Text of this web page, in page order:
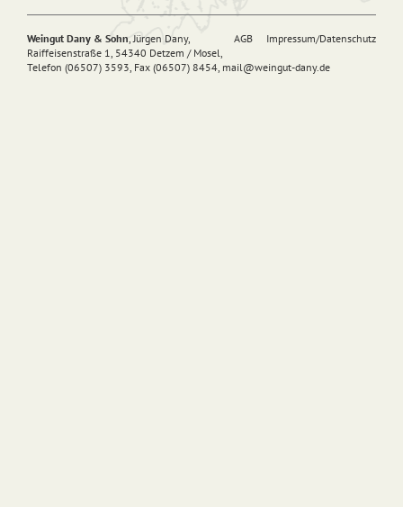
AGB Impressum/Datenschutz
Weingut Dany & Sohn, Jürgen Dany,
Raiffeisenstraße 1, 54340 Detzem / Mosel,
Telefon (06507) 3593, Fax (06507) 8454, mail@weingut-dany.de